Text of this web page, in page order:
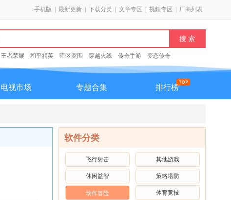
手机版 最新更新 下载分类 文章专区 视频专区 厂商列表
王者荣耀 和平精英 暗区突围 穿越火线 传奇手游 变态传奇
电视市场 专题合集 排行榜
软件分类
飞行射击 其他游戏
休闲益智 策略塔防
动作冒险 体育竞技